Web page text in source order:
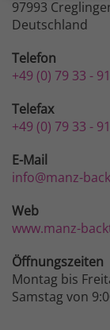
97993
Deutschland
Telefon
+49 (0) 79 33 -
Telefax
+49 (0) 79 33 -
E-Mail
info@manz-
Web
www.manz-
Öffnungszeiten
Montag bis
Samstag von